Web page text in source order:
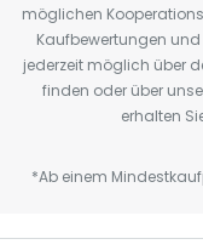
möglichen
Kaufbewertungen
jederzeit möglich über
finden oder über
erhalten
*Ab einem